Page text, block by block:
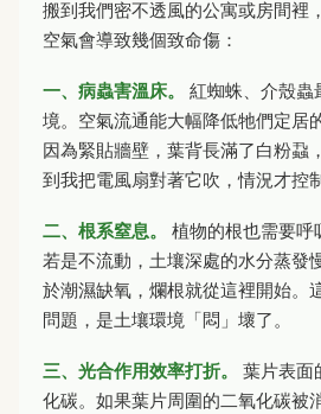
搬到我們密不透風的公寓或房間裡
空氣會導致幾個致命傷：
一、病蟲害溫床。
紅蜘蛛、介殼蟲
境。空氣流通能大幅降低牠們定居
因為緊貼牆壁，葉背長滿了白粉蝨
到我把電風扇對著它吹，情況才控
二、根系窒息。
植物的根也需要呼
若是不流動，土壤深處的水分蒸發
於潮濕缺氧，爛根就從這裡開始。
問題，是土壤環境「悶」壞了。
三、光合作用效率打折。
葉片表面
化碳。如果葉片周圍的二氧化碳被